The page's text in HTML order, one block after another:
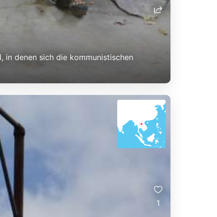
in denen sich die kommunistischen
1